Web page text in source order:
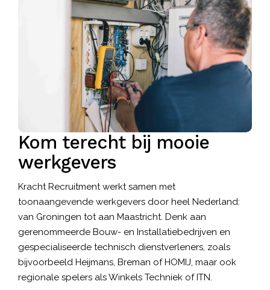
Kom terecht bij mooie
werkgevers
Kracht Recruitment werkt samen met
toonaangevende werkgevers door heel Nederland:
van Groningen tot aan Maastricht. Denk aan
gerenommeerde Bouw- en Installatiebedrijven en
gespecialiseerde technisch dienstverleners, zoals
bijvoorbeeld Heijmans, Breman of HOMIJ, maar ook
regionale spelers als Winkels Techniek of ITN.